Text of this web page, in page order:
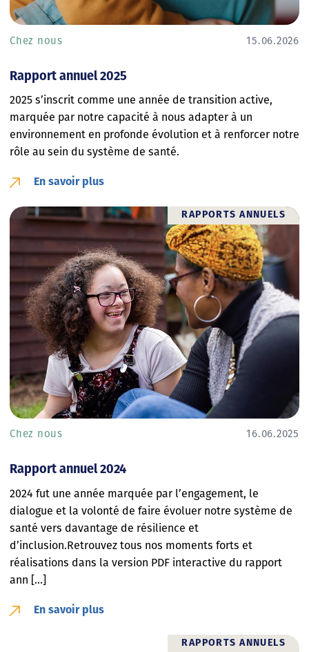
Rapport annuel 2025
Chez nous 15.06.2026
2025 s’inscrit comme une année de transition active,
marquée par notre capacité à nous adapter à un
environnement en profonde évolution et à renforcer notre
rôle au sein du système de santé.
En savoir plus
Rapport annuel 2024
RAPPORTS ANNUELS
Chez nous 16.06.2025
2024 fut une année marquée par l’engagement, le
dialogue et la volonté de faire évoluer notre système de
santé vers davantage de résilience et
d’inclusion.Retrouvez tous nos moments forts et
réalisations dans la version PDF interactive du rapport
ann [...]
En savoir plus
RAPPORTS ANNUELS